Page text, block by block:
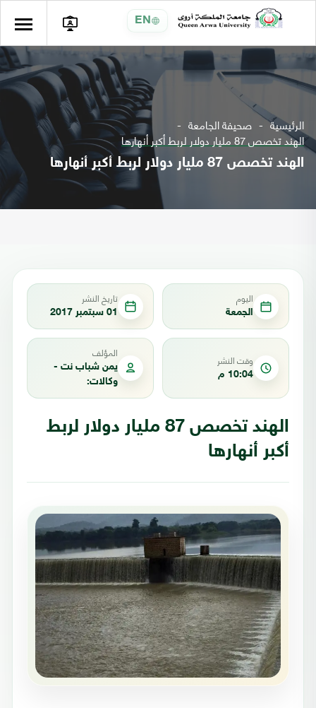
EN
الرئيسية صحيفة الجامعة
الهند تخصص 87 مليار دولار لربط أكبر أنهارها
الهند تخصص 87 مليار دولار لربط أكبر أنهارها
اليوم
الجمعة
تاريخ النشر
01 سبتمبر 2017
وقت النشر
10:04 م
المؤلف
يمن شباب نت -
وكالات:
الهند تخصص 87 مليار دولار لربط
أكبر أنهارها